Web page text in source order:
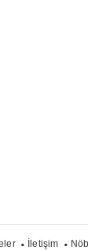
İletişim